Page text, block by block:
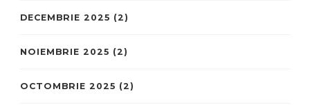
DECEMBRIE 2025 (2)
NOIEMBRIE 2025 (2)
OCTOMBRIE 2025 (2)